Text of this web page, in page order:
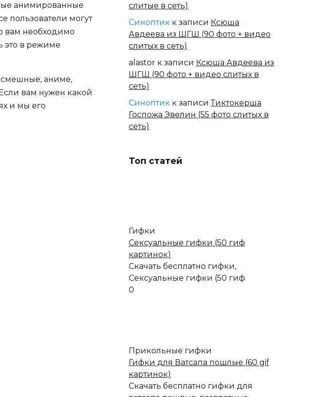
анимированные
пользователи могут
вам необходимо
это в режиме
смешные, аниме,
вам нужен какой
и мы его
слитые в сеть)
Синоптик к записи Ксюша
Авдеева из ШГШ (90 фото + видео
слитых в сеть)
alastor к записи Ксюша Авдеева из
ШГШ (90 фото + видео слитых в
сеть)
Синоптик к записиТиктокерша
Госпожа Эвелин (55 фото слитых в
сеть)
Топ статей
Гифки
Сексуальные гифки (50 гиф
картинок)
Скачать бесплатно гифки,
Сексуальные гифки (50 гиф
0
Прикольные гифки
Гифки для Ватсапа пошлые (60 gif
картинок)
Скачать бесплатно гифки для